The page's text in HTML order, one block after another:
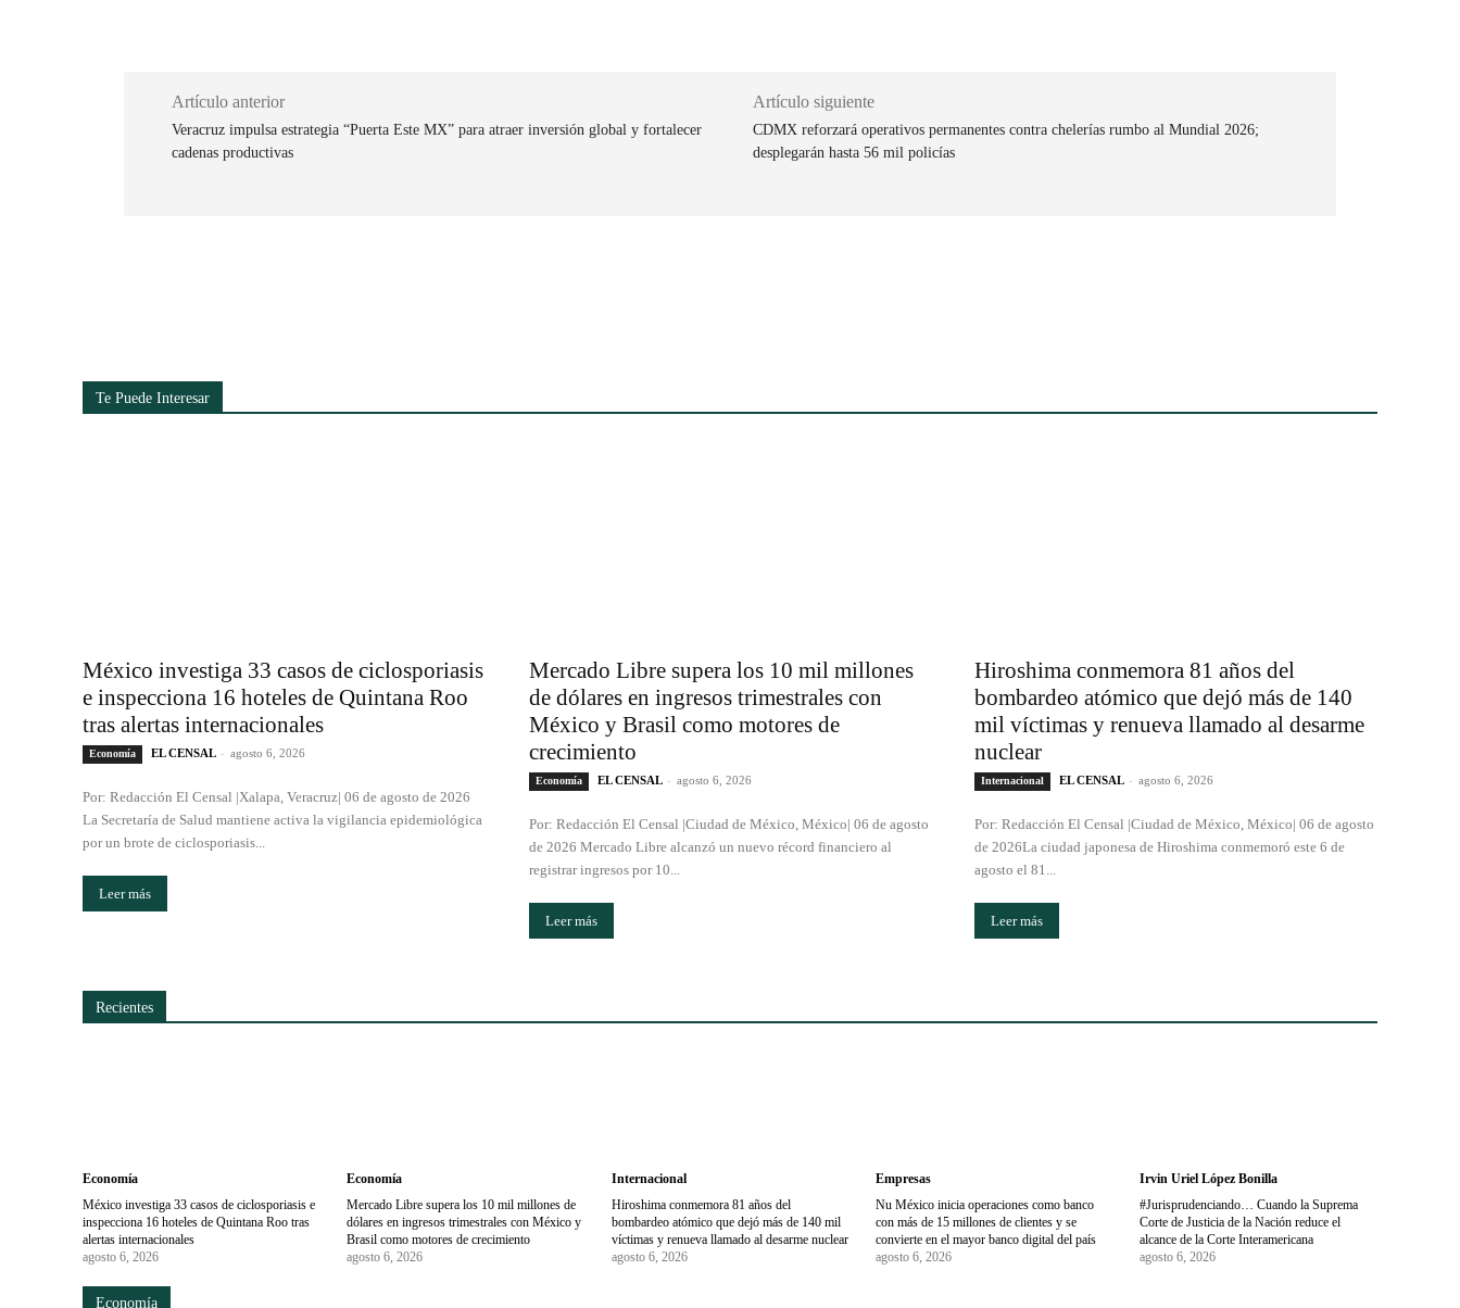
Artículo anterior
Veracruz impulsa estrategia “Puerta Este MX” para atraer inversión global y fortalecer
cadenas productivas
Artículo siguiente
CDMX reforzará operativos permanentes contra chelerías rumbo al Mundial 2026;
desplegarán hasta 56 mil policías
Te Puede Interesar
México investiga 33 casos de ciclosporiasis
e inspecciona 16 hoteles de Quintana Roo
tras alertas internacionales
Economía EL CENSAL - agosto 6, 2026
Por: Redacción El Censal |Xalapa, Veracruz| 06 de agosto de 2026
La Secretaría de Salud mantiene activa la vigilancia epidemiológica
por un brote de ciclosporiasis...
Leer más
Mercado Libre supera los 10 mil millones
de dólares en ingresos trimestrales con
México y Brasil como motores de
crecimiento
Economía EL CENSAL - agosto 6, 2026
Por: Redacción El Censal |Ciudad de México, México| 06 de agosto
de 2026 Mercado Libre alcanzó un nuevo récord financiero al
registrar ingresos por 10...
Leer más
Hiroshima conmemora 81 años del
bombardeo atómico que dejó más de 140
mil víctimas y renueva llamado al desarme
nuclear
Internacional EL CENSAL - agosto 6, 2026
Por: Redacción El Censal |Ciudad de México, México| 06 de agosto
de 2026La ciudad japonesa de Hiroshima conmemoró este 6 de
agosto el 81...
Leer más
Recientes
Economía
México investiga 33 casos de ciclosporiasis e
inspecciona 16 hoteles de Quintana Roo tras
alertas internacionales
agosto 6, 2026
Economía
Mercado Libre supera los 10 mil millones de
dólares en ingresos trimestrales con México y
Brasil como motores de crecimiento
agosto 6, 2026
Internacional
Hiroshima conmemora 81 años del
bombardeo atómico que dejó más de 140 mil
víctimas y renueva llamado al desarme nuclear
agosto 6, 2026
Empresas
Nu México inicia operaciones como banco
con más de 15 millones de clientes y se
convierte en el mayor banco digital del país
agosto 6, 2026
Irvin Uriel López Bonilla
#Jurisprudenciando… Cuando la Suprema
Corte de Justicia de la Nación reduce el
alcance de la Corte Interamericana
agosto 6, 2026
Economía